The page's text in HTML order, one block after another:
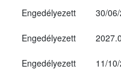
Engedélyezett 30/
Engedélyezett
Engedélyezett 11/